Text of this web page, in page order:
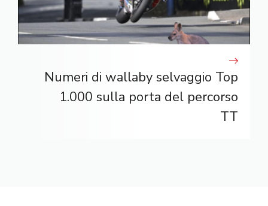
Numeri di wallaby selvaggio Top
1.000 sulla porta del percorso
TT